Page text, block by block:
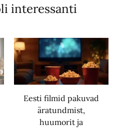
interessanti
Eesti filmid pakuvad
äratundmist,
huumorit ja